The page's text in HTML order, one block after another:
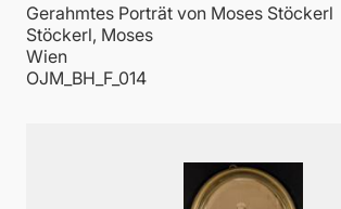
Gerahmtes Porträt von Moses Stöckerl
Stöckerl, Moses
Wien
OJM_BH_F_014